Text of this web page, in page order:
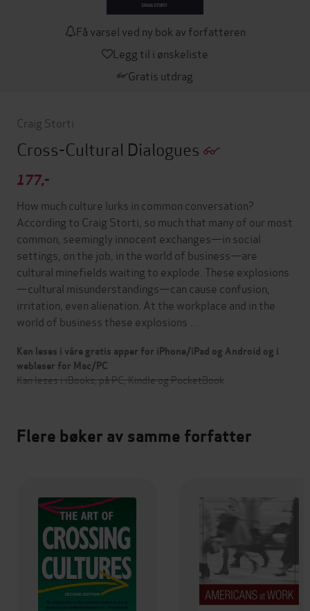
Få varsel ved ny bok av forfatteren
Legg til i ønskeliste
Gratis utdrag
Craig Storti
Cross-Cultural Dialogues
177,-
How much culture lurks in common conversation?
According to Craig Storti, so much that many of our most
common, seemingly innocent exchanges—in social
settings, on the job, in the world of business—are
cultural minefields waiting to explode. These explosions
—cultural misunderstandings—can cause confusion,
irritation, even alienation. At the workplace and in the
world of business these explosions …
Kan leses i våre gratis apper for iPhone/iPad og Android og i
webleser for Mac/PC
Kan leses i iBooks, på PC, Kindle og PocketBook
Flere bøker av samme forfatter